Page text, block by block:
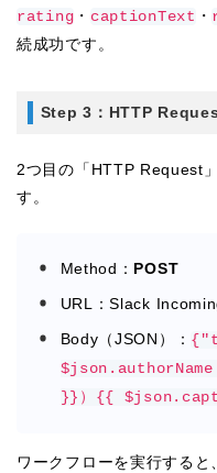
rating ・ captionText ・
続成功です。
Step 3：HTTP
2つ目の「HTTP Request
す。
Method： POST
URL：Slack
Body（JSON）：
}}）{{
ワークフローを実行する